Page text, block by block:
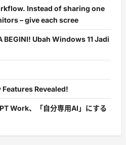
Instead of sharing one
– give each scree
BEGINI! Ubah Windows 11 Jadi
Revealed!
Work、「自分専用AI」にする